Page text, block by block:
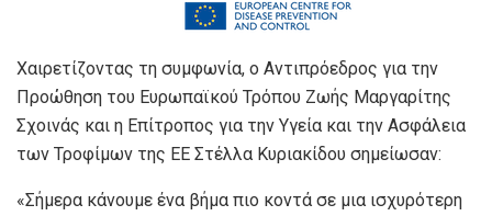
Χαιρετίζοντας τη συμφωνία, ο Αντιπρόεδρος για την
Προώθηση του Ευρωπαϊκού Τρόπου Ζωής Μαργαρίτης
Σχοινάς και η Επίτροπος για την Υγεία και την Ασφάλεια
των Τροφίμων της ΕΕ Στέλλα Κυριακίδου σημείωσαν:
«Σήμερα κάνουμε ένα βήμα πιο κοντά σε μια ισχυρότερη